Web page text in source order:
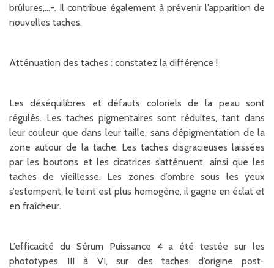
brûlures,…-. Il contribue également à prévenir l’apparition de
nouvelles taches.
Atténuation des taches : constatez la différence !
Les déséquilibres et défauts coloriels de la peau sont
régulés. Les taches pigmentaires sont réduites, tant dans
leur couleur que dans leur taille, sans dépigmentation de la
zone autour de la tache. Les taches disgracieuses laissées
par les boutons et les cicatrices s’atténuent, ainsi que les
taches de vieillesse. Les zones d’ombre sous les yeux
s’estompent, le teint est plus homogène, il gagne en éclat et
en fraîcheur.
L’efficacité du Sérum Puissance 4 a été testée sur les
phototypes III à VI, sur des taches d’origine post-